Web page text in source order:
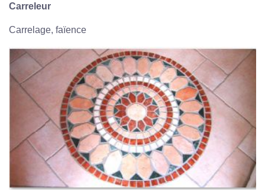
Carreleur
Carrelage, faïence